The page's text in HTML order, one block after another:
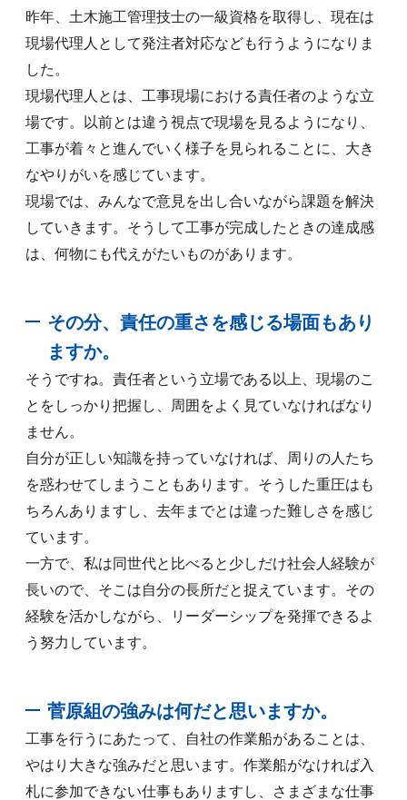
昨年、土木施工管理技士の一級資格を取得し、現在は
現場代理人として発注者対応なども行うようになりま
した。
現場代理人とは、工事現場における責任者のような立
場です。以前とは違う視点で現場を見るようになり、
工事が着々と進んでいく様子を見られることに、大き
なやりがいを感じています。
現場では、みんなで意見を出し合いながら課題を解決
していきます。そうして工事が完成したときの達成感
は、何物にも代えがたいものがあります。
その分、責任の重さを感じる場面もあり
ますか。
そうですね。責任者という立場である以上、現場のこ
とをしっかり把握し、周囲をよく見ていなければなり
ません。
自分が正しい知識を持っていなければ、周りの人たち
を惑わせてしまうこともあります。そうした重圧はも
ちろんありますし、去年までとは違った難しさを感じ
ています。
一方で、私は同世代と比べると少しだけ社会人経験が
長いので、そこは自分の長所だと捉えています。その
経験を活かしながら、リーダーシップを発揮できるよ
う努力しています。
菅原組の強みは何だと思いますか。
工事を行うにあたって、自社の作業船があることは、
やはり大きな強みだと思います。作業船がなければ入
札に参加できない仕事もありますし、さまざまな仕事